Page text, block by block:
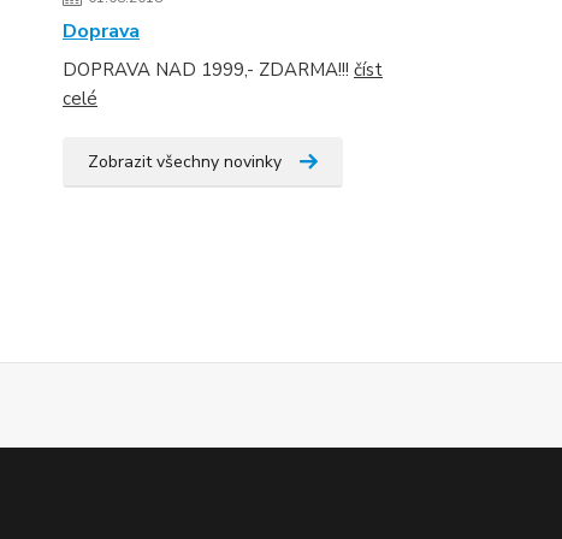
Doprava
DOPRAVA NAD 1999,- ZDARMA!!! číst
celé
Zobrazit všechny novinky